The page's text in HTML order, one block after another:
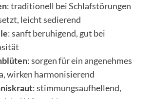
: traditionell bei Schlafstörungen
leicht sedierend
: sanft beruhigend, gut bei
: sorgen für ein angenehmes
wirken harmonisierend
: stimmungsaufhellend,